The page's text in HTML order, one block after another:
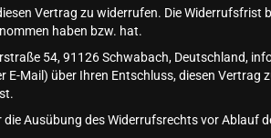
Vertrag zu widerrufen. Die Widerrufsfrist
haben bzw. hat.
54, 91126 Schwabach, Deutschland,
Mail) über Ihren Entschluss, diesen
Ausübung des Widerrufsrechts vor Ablauf